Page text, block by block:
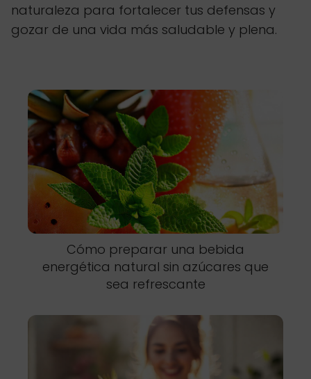
naturaleza para fortalecer tus defensas y
gozar de una vida más saludable y plena.
Cómo preparar una bebida
energética natural sin azúcares que
sea refrescante